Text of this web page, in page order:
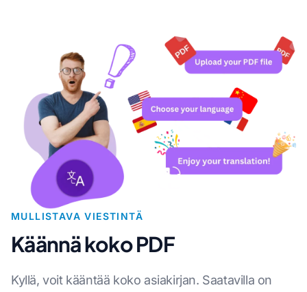
MULLISTAVA VIESTINTÄ
Käännä koko PDF
Kyllä, voit kääntää koko asiakirjan. Saatavilla on